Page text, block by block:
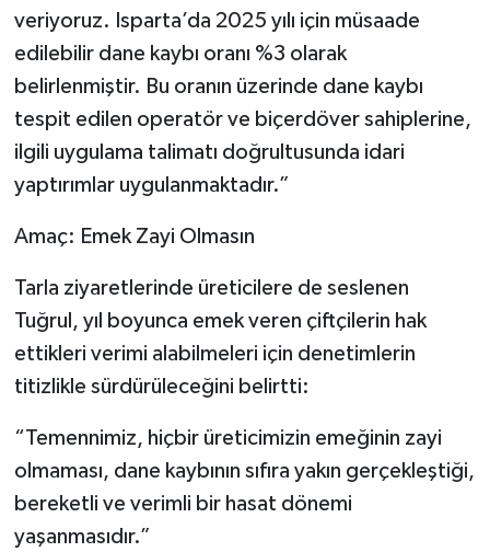
veriyoruz. Isparta’da 2025 yılı için müsaade
edilebilir dane kaybı oranı %3 olarak
belirlenmiştir. Bu oranın üzerinde dane kaybı
tespit edilen operatör ve biçerdöver sahiplerine,
ilgili uygulama talimatı doğrultusunda idari
yaptırımlar uygulanmaktadır.”
Amaç: Emek Zayi Olmasın
Tarla ziyaretlerinde üreticilere de seslenen
Tuğrul, yıl boyunca emek veren çiftçilerin hak
ettikleri verimi alabilmeleri için denetimlerin
titizlikle sürdürüleceğini belirtti:
“Temennimiz, hiçbir üreticimizin emeğinin zayi
olmaması, dane kaybının sıfıra yakın gerçekleştiği,
bereketli ve verimli bir hasat dönemi
yaşanmasıdır.”